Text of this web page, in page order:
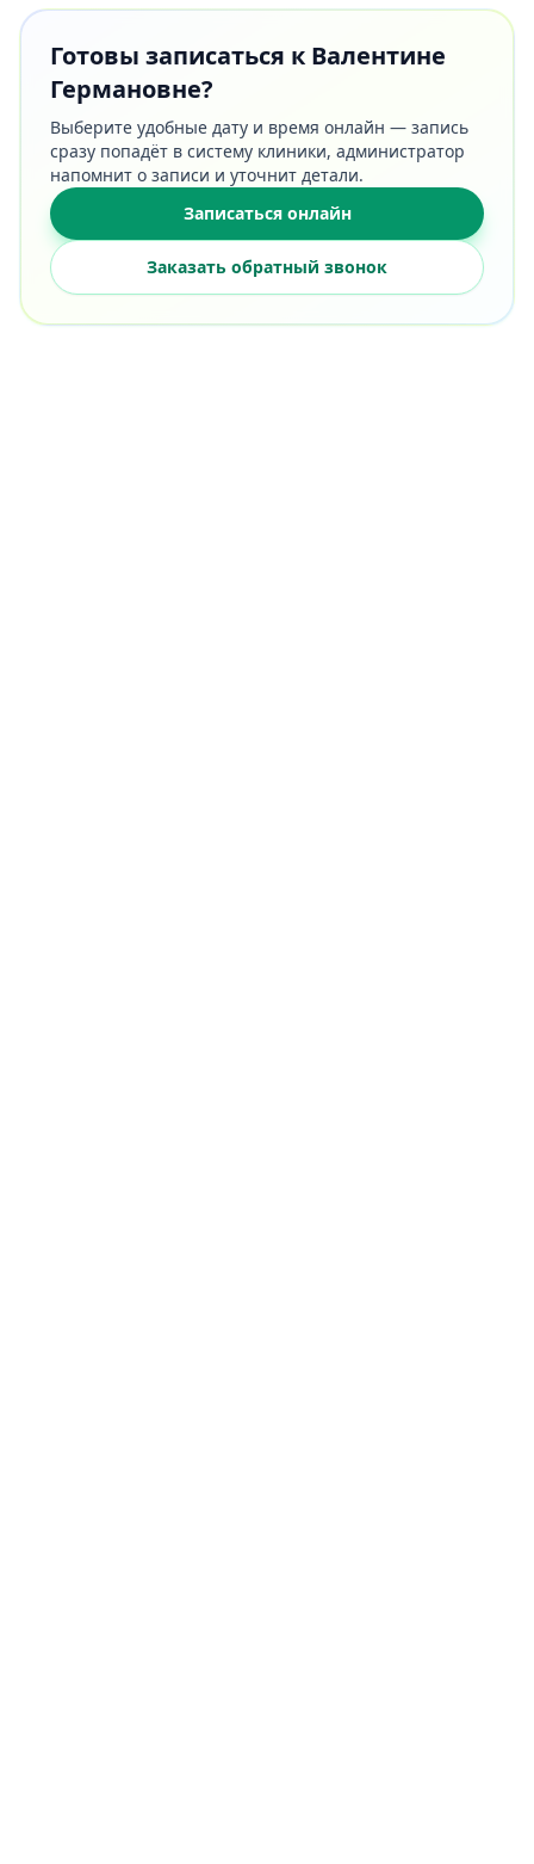
Готовы записаться к Валентине
Германовне?
Выберите удобные дату и время онлайн — запись
сразу попадёт в систему клиники, администратор
напомнит о записи и уточнит детали.
Записаться онлайн
Заказать обратный звонок